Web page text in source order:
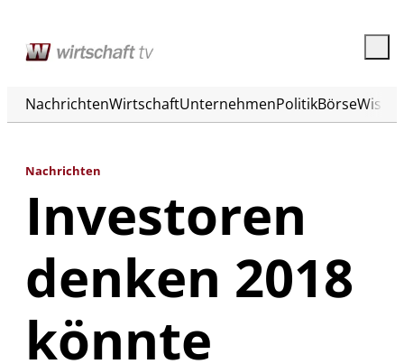
NachrichtenWirtschaftUnternehmenPolitikBörse
Nachrichten
Investoren
denken 2018
könnte